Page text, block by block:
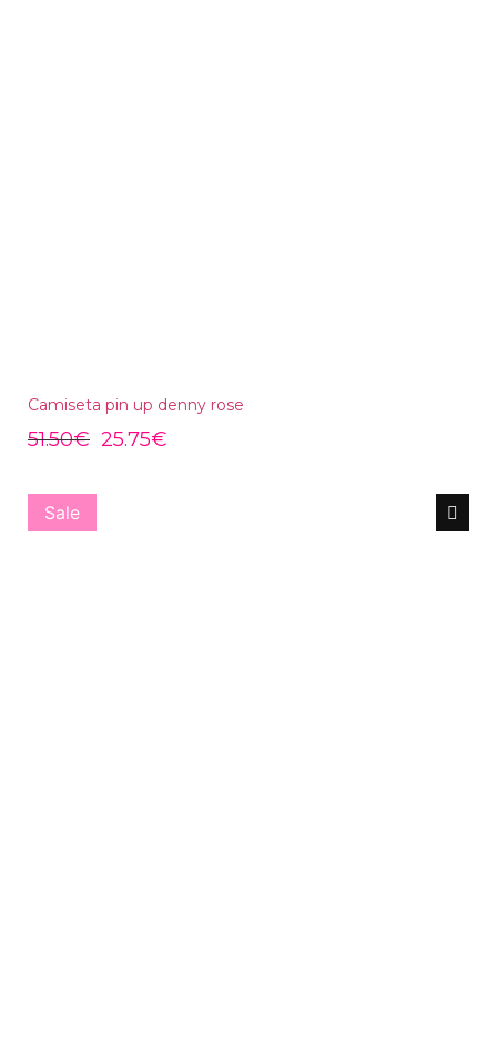
Camiseta pin up denny rose
51.50€ 25.75€
Sale